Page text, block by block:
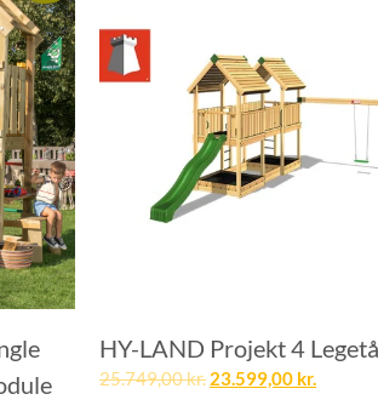
HY-LAND Projekt 4
25.749,00kr. 23.599,00 kr.